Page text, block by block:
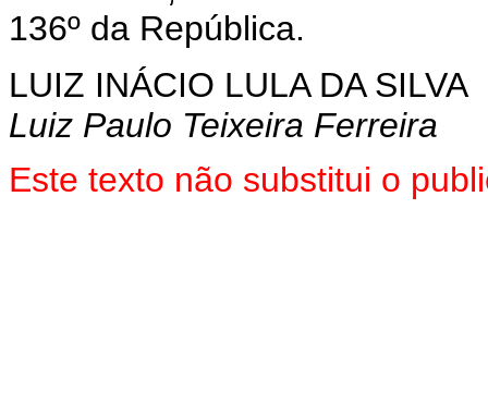
136º da República.
LUIZ INÁCIO LULA DA SILVA
Luiz Paulo Teixeira Ferreira
Este texto não substitui o